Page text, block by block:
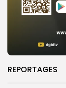
REPORTAGES